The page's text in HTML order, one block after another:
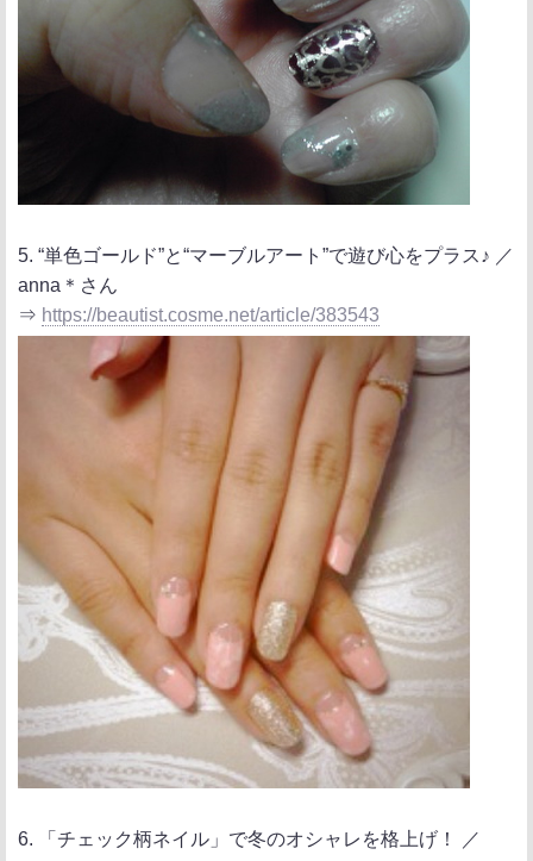
5. “単色ゴールド”と“マーブルアート”で遊び心をプラス♪ ／
anna＊さん
⇒ https://beautist.cosme.net/article/383543
6. 「チェック柄ネイル」で冬のオシャレを格上げ！ ／